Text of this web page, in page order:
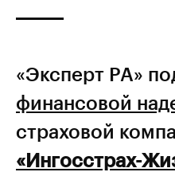
«Эксперт РА»
финансовой
страховой
«Ингосстрах-